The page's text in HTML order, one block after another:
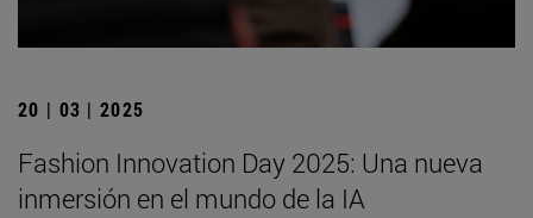
20 | 03 | 2025
Fashion Innovation Day 2025: Una nueva
inmersión en el mundo de la IA